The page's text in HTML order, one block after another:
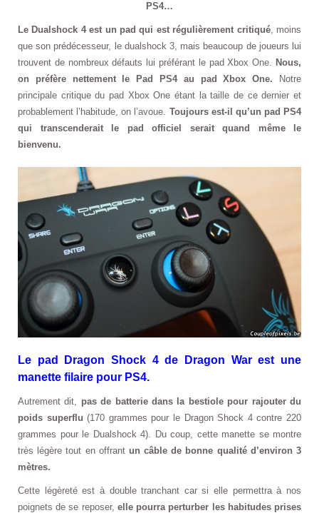
PS4…
Le Dualshock 4 est un pad qui est régulièrement critiqué, moins
que son prédécesseur, le dualshock 3, mais beaucoup de joueurs lui
trouvent de nombreux défauts lui préférant le pad Xbox One. Nous,
on préfère nettement le Pad PS4 au pad Xbox One. Notre
principale critique du pad Xbox One étant la taille de ce dernier et
probablement l’habitude, on l’avoue. Toujours est-il qu’un pad PS4
qui transcenderait le pad officiel serait quand même le
bienvenu.
Le pad Dragon Shock 4 de Dragon War est une
manette filaire pour PS4.
Autrement dit, pas de batterie dans la bestiole pour rajouter du
poids superflu (170 grammes pour le Dragon Shock 4 contre 220
grammes pour le Dualshock 4). Du coup, cette manette se montre
très légère tout en offrant un câble de bonne qualité d’environ 3
mètres.
Cette légèreté est à double tranchant car si elle permettra à nos
poignets de se reposer, elle pourra perturber les habitudes prises